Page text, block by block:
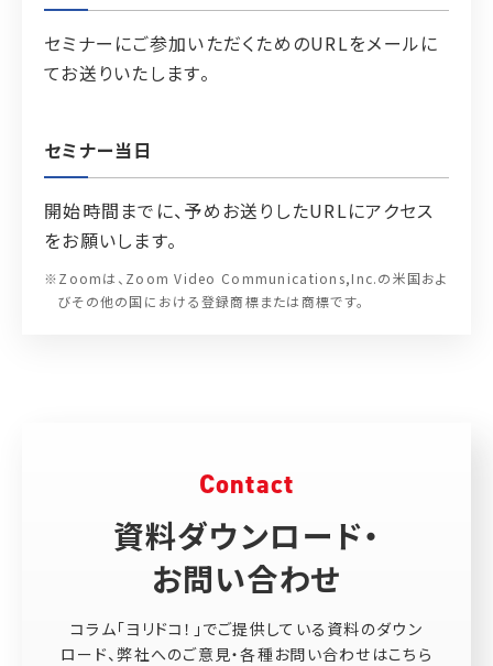
セミナーにご参加いただくためのURLをメールに
てお送りいたします。
セミナー当日
開始時間までに、予めお送りしたURLにアクセス
をお願いします。
※Zoomは、Zoom Video Communications,Inc.の米国およ
びその他の国における登録商標または商標です。
Contact
資料ダウンロード・
お問い合わせ
コラム「ヨリドコ！」でご提供している資料のダウン
ロード、弊社へのご意見・各種お問い合わせはこちら